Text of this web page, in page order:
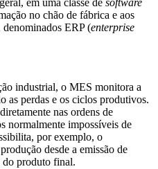
em uma classe de software
no chão de fábrica e aos
denominados ERP (enterprise
industrial, o MES monitora a
as perdas e os ciclos produtivos.
nas ordens de
normalmente impossíveis de
por exemplo, o
desde a emissão de
do produto final.